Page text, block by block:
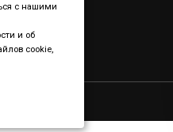
right reserved
с нашими
и об
cookie,